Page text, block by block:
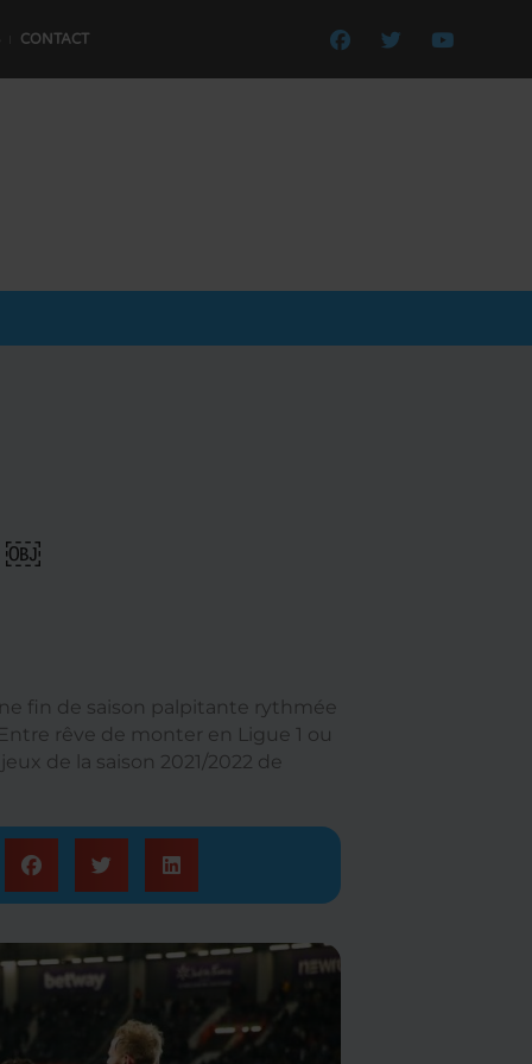
CONTACT
￼
fin de saison palpitante rythmée
rêve de monter en Ligue 1 ou
de la saison 2021/2022 de